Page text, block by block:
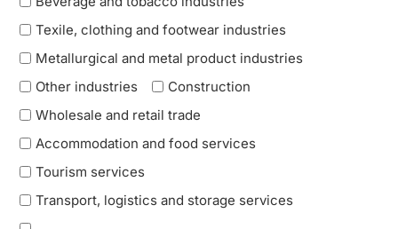
Texile, clothing and footwear industries
Metallurgical and metal product industries
Other industries
Construction
Wholesale and retail trade
Accommodation and food services
Tourism services
Transport, logistics and storage services